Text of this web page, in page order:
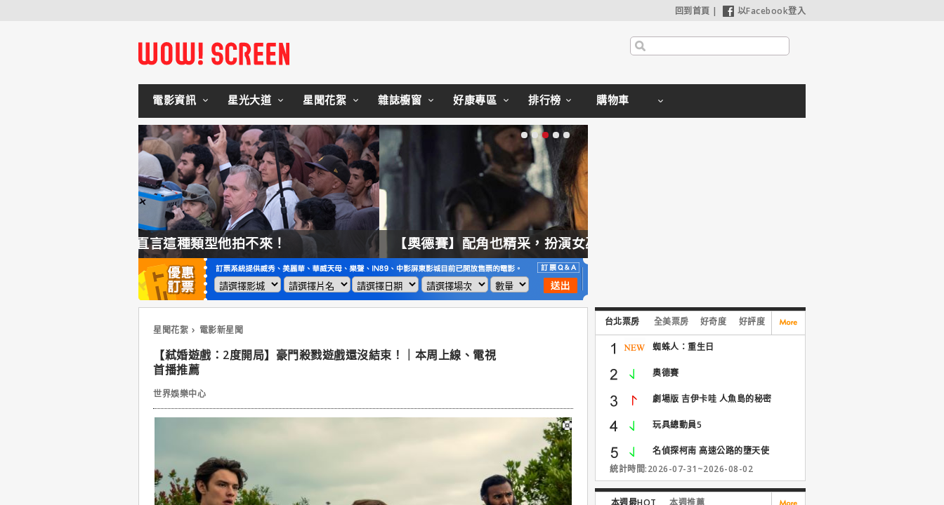
回到首頁 | 以Facebook登入
電影資訊 星光大道 星聞花絮 雜誌櫥窗 好康專區 排行榜 購物車
【奧德賽】配角也精采，扮演女巫瑟西的心情？珊曼莎莫頓：「感覺就像重生」
星聞花絮 電影新星聞
【弒婚遊戲：2度開局】豪門殺戮遊戲還沒結束！｜本周上線、電視
首播推薦
世界娛樂中心
台北票房 全美票房 好奇度 好評度
蜘蛛人：重生日
奧德賽
劇場版 吉伊卡哇 人魚島的秘密
玩具總動員5
名偵探柯南 高速公路的墮天使
統計時間:2026-07-31~2026-08-02
本週最HOT 本週推薦